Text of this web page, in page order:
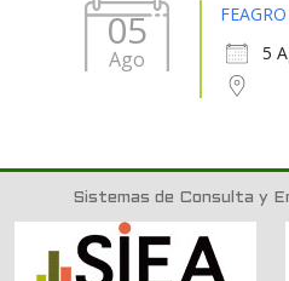
05
Ago
5
Sistemas de Consulta y